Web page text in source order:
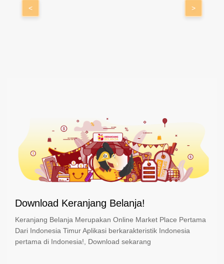
< >
Download Keranjang Belanja!
Keranjang Belanja Merupakan Online Market Place Pertama
Dari Indonesia Timur Aplikasi berkarakteristik Indonesia
pertama di Indonesia!, Download sekarang